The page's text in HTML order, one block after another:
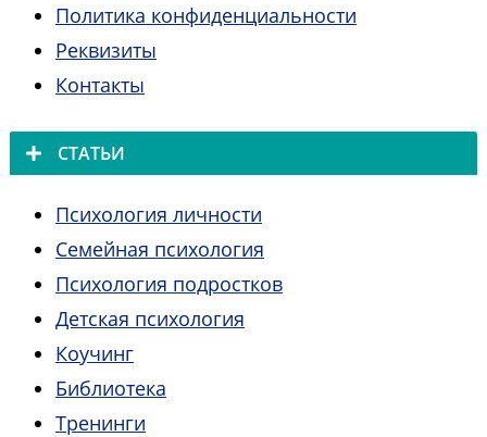
Политика конфиденциальности
Реквизиты
Контакты
СТАТЬИ
Психология личности
Семейная психология
Психология подростков
Детская психология
Коучинг
Библиотека
Тренинги